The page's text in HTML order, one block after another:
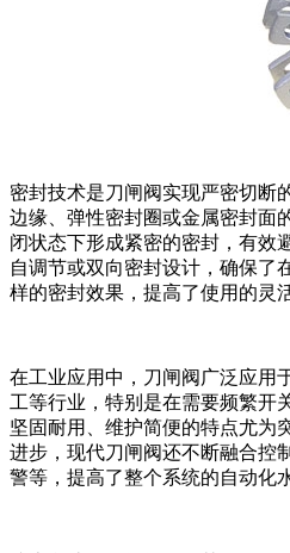
密封技术是刀闸阀实现严密切断
边缘、弹性密封圈或金属密封面
闭状态下形成紧密的密封，有效
自调节或双向密封设计，确保了
样的密封效果，提高了使用的灵
在工业应用中，刀闸阀广泛应用
工等行业，特别是在需要频繁开
坚固耐用、维护简便的特点尤为
进步，现代刀闸阀还不断融合控
警等，提高了整个系统的自动化